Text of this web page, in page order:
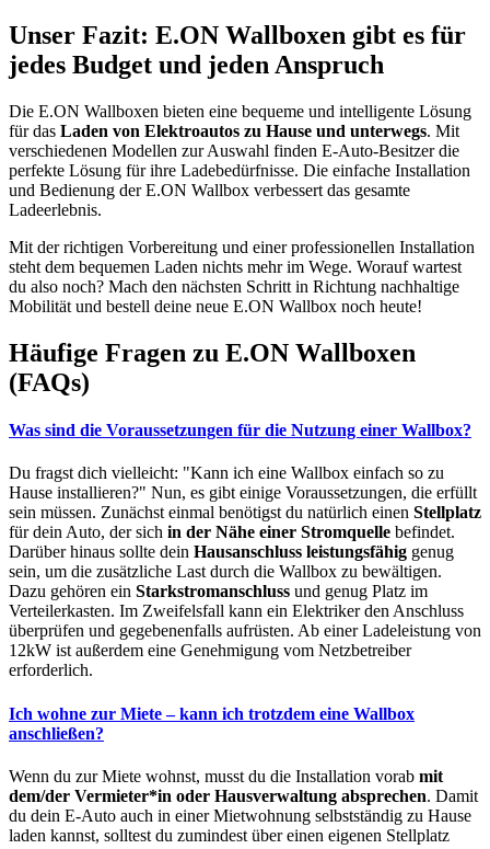
Unser Fazit: E.ON Wallboxen gibt es für
jedes Budget und jeden Anspruch
Die E.ON Wallboxen bieten eine bequeme und intelligente Lösung
für das Laden von Elektroautos zu Hause und unterwegs. Mit
verschiedenen Modellen zur Auswahl finden E-Auto-Besitzer die
perfekte Lösung für ihre Ladebedürfnisse. Die einfache Installation
und Bedienung der E.ON Wallbox verbessert das gesamte
Ladeerlebnis.
Mit der richtigen Vorbereitung und einer professionellen Installation
steht dem bequemen Laden nichts mehr im Wege. Worauf wartest
du also noch? Mach den nächsten Schritt in Richtung nachhaltige
Mobilität und bestell deine neue E.ON Wallbox noch heute!
Häufige Fragen zu E.ON Wallboxen
(FAQs)
Was sind die Voraussetzungen für die Nutzung einer Wallbox?
Du fragst dich vielleicht: "Kann ich eine Wallbox einfach so zu
Hause installieren?" Nun, es gibt einige Voraussetzungen, die erfüllt
sein müssen. Zunächst einmal benötigst du natürlich einen Stellplatz
für dein Auto, der sich in der Nähe einer Stromquelle befindet.
Darüber hinaus sollte dein Hausanschluss leistungsfähig genug
sein, um die zusätzliche Last durch die Wallbox zu bewältigen.
Dazu gehören ein Starkstromanschluss und genug Platz im
Verteilerkasten. Im Zweifelsfall kann ein Elektriker den Anschluss
überprüfen und gegebenenfalls aufrüsten. Ab einer Ladeleistung von
12kW ist außerdem eine Genehmigung vom Netzbetreiber
erforderlich.
Ich wohne zur Miete – kann ich trotzdem eine Wallbox
anschließen?
Wenn du zur Miete wohnst, musst du die Installation vorab mit
dem/der Vermieter*in oder Hausverwaltung absprechen. Damit
du dein E-Auto auch in einer Mietwohnung selbstständig zu Hause
laden kannst, solltest du zumindest über einen eigenen Stellplatz